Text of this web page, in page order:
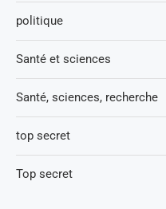
politique
Santé et sciences
Santé, sciences, recherche
top secret
Top secret